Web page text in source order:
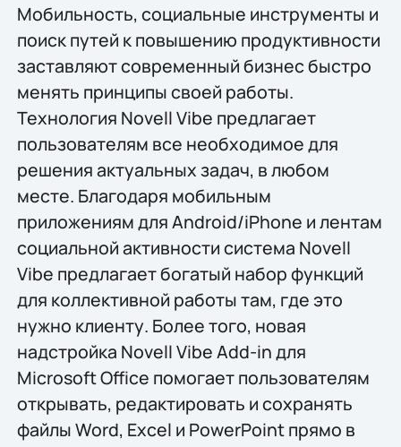
Мобильность, социальные инструменты и
поиск путей к повышению продуктивности
заставляют современный бизнес быстро
менять принципы своей работы.
Технология Novell Vibe предлагает
пользователям все необходимое для
решения актуальных задач, в любом
месте. Благодаря мобильным
приложениям для Android/iPhone и лентам
социальной активности система Novell
Vibe предлагает богатый набор функций
для коллективной работы там, где это
нужно клиенту. Более того, новая
надстройка Novell Vibe Add-in для
Microsoft Office помогает пользователям
открывать, редактировать и сохранять
файлы Word, Excel и PowerPoint прямо в